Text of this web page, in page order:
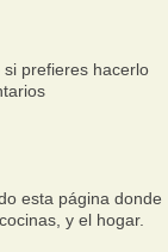
prefieres hacerlo
esta página donde
y el hogar.